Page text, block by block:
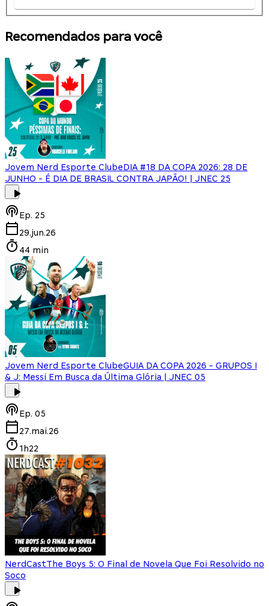
Recomendados para você
Jovem Nerd Esporte ClubeDIA #18 DA COPA 2026: 28 DE
JUNHO - É DIA DE BRASIL CONTRA JAPÃO! | JNEC 25
Ep. 25
29.jun.26
44 min
Jovem Nerd Esporte ClubeGUIA DA COPA 2026 - GRUPOS I
& J: Messi Em Busca da Última Glória | JNEC 05
Ep. 05
27.mai.26
1h22
NerdCastThe Boys 5: O Final de Novela Que Foi Resolvido no
Soco